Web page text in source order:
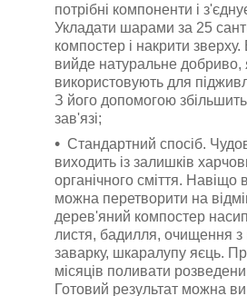
потрібні компоненти і
Укладати шарами за 25
компостер і накрити зверху.
вийде натуральне добриво,
використовують для
З його допомогою
зав'язі;
Стандартний спосіб.
виходить із залишків
органічного сміття. Навіщо
можна перетворити на
дерев'яний компостер
листя, бадилля, очищення з
заварку, шкаралупу яєць.
місяців поливати
Готовий результат можна